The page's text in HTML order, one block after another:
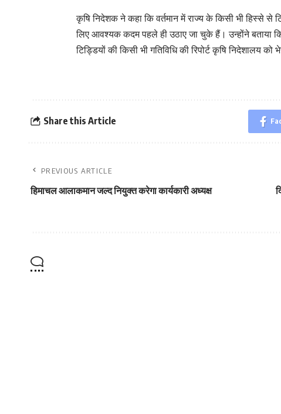
कृषि निदेशक ने कहा कि वर्तमान में राज्य के किसी भी हिस्से से
लिए आवश्यक कदम पहले ही उठाए जा चुके हैं। उन्होंने बताया
टिड्डियों की किसी भी गतिविधि की रिपोर्ट कृषि निदेशालय को
Share this Article
PREVIOUS ARTICLE
हिमाचल आलाकमान जल्द नियुक्त करेगा कार्यकारी अध्यक्ष